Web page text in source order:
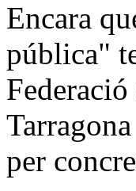
Encara
pública"
per